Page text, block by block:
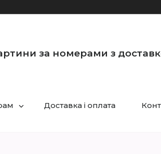
за номерами з
Доставка і оплата